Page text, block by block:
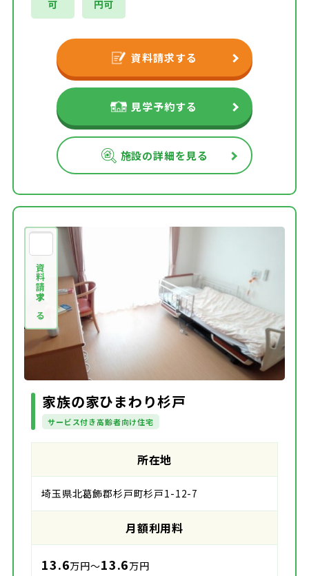
可
円可
資料請求する
見学予約する
施設の詳細を見る
資料請求する
家族の家ひまわり杉戸
サービス付き高齢者向け住宅
所在地
埼玉県北葛飾郡杉戸町杉戸1-12-7
月額利用料
13.6万円～13.6万円